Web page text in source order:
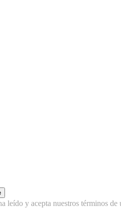
leído y acepta nuestros términos